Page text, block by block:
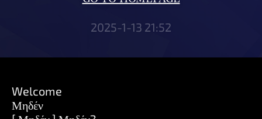
2025-1-13 21:52
Welcome
Μηδέν